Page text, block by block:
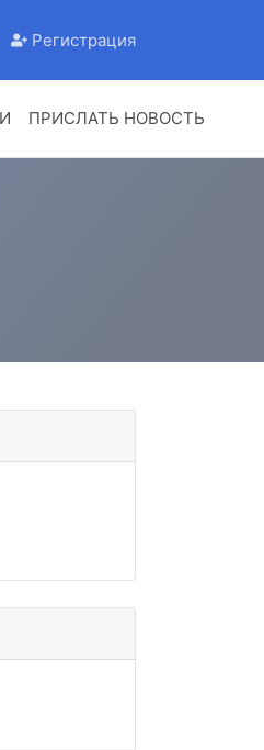
Регистрация
ПРИСЛАТЬ НОВОСТЬ